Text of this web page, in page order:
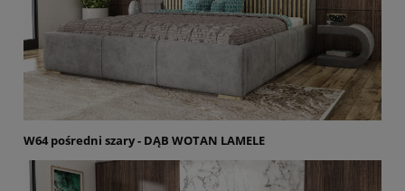
W64 pośredni szary - DĄB WOTAN LAMELE